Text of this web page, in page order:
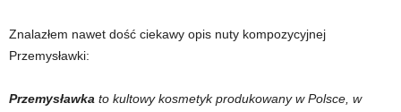
Znalazłem nawet dość ciekawy opis nuty kompozycyjnej
Przemysławki:
Przemysławka to kultowy kosmetyk produkowany w Polsce, w